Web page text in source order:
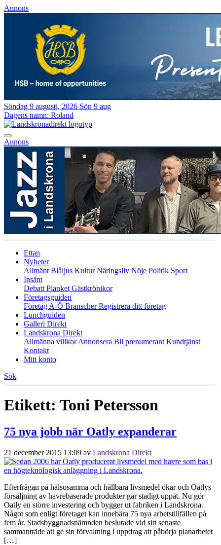
Annons
Söndag 9 augusti, 2026 Sön 9 aug
Dagens namn: Roland
Annons
Ettan
Nyheter
Allmänt Blåljus KulturNäringsliv Nöje Politik Sport
Insänt
Debatt Planket Gästkrönikor
Företagsguiden
Företag A-Ö BranscherRegistrera ditt företag
Lunchguiden
Galleri Direkt
Landskrona Direkt
Allmänna villkorAnnonsera Bli prenumerant Kundtjänst
Kontakt
Mitt konto
Sök
Etikett: Toni Petersson
75 nya jobb när Oatly expanderar
21 december 2015 13:09 av Landskrona Direkt
Efterfrågan på hälsosamma och hållbara livsmedel ökar och Oatlys
försäljning av havrebaserade produkter går stadigt uppåt. Nu gör
Oatly en större investering och bygger ut fabriken i Landskrona.
Något som enligt företaget kan innebära 75 nya arbetstillfällen på
fem år. Stadsbyggnadsnämnden beslutade vid sitt senaste
sammanträde att ge sin förvaltning i uppdrag att påbörja planarbetet
[…]